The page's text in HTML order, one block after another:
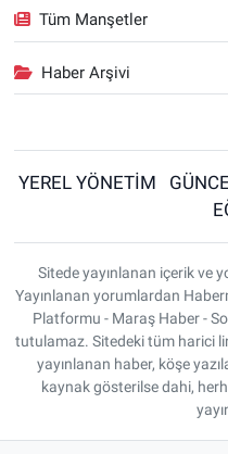
Tüm Manşetler
Haber Arşivi
YEREL YÖNETİM
Sitede yayınlanan içerik ve
Yayınlanan yorumlardan
Platformu - Maraş Haber -
tutulamaz. Sitedeki tüm harici
yayınlanan haber, köşe
kaynak gösterilse dahi,